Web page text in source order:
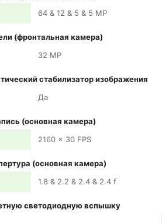
64 & 12 & 5 & 5 MP
(фронтальная камера)
32 MP
стабилизатор изображения
Да
(основная камера)
2160 x 30 FPS
(основная камера)
1.8 & 2.2 & 2.4 & 2.4 f
светодиодную вспышку